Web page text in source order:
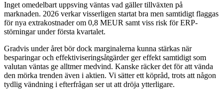
Inget omedelbart uppsving väntas vad gäller tillväxten på
marknaden. 2026 verkar visserligen startat bra men samtidigt flaggas
för nya extrakostnader om 0,8 MEUR samt viss risk för ERP-
störningar under första kvartalet.
Gradvis under året bör dock marginalerna kunna stärkas när
besparingar och effektiviseringsåtgärder ger effekt samtidigt som
valutan väntas ge alltmer medvind. Kanske räcker det för att vända
den mörka trenden även i aktien. Vi sätter ett köpråd, trots att någon
tydlig vändning i efterfrågan ser ut att dröja ytterligare.